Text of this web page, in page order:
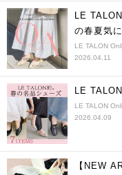
LE
の春夏気
LE TALON
2026.04.11
LE
LE TALON
2026.04.09
【NEW